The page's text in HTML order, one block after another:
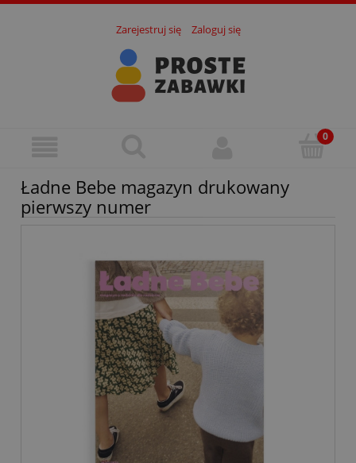
Zarejestruj się Zaloguj się
Ładne Bebe magazyn drukowany
pierwszy numer